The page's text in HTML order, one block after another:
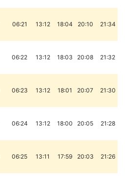
06:21 13:12 18:04 20:10 21:34
06:22 13:12 18:03 20:08 21:32
06:23 13:12 18:01 20:07 21:30
06:24 13:12 18:00 20:05 21:28
06:25 13:11 17:59 20:03 21:26